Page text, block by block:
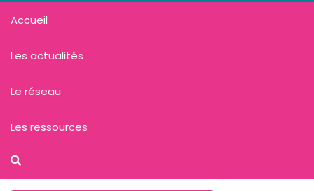
Accueil
Les actualités
Le réseau
Les ressources